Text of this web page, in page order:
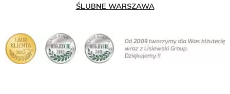
ŚLUBNE WARSZAWA